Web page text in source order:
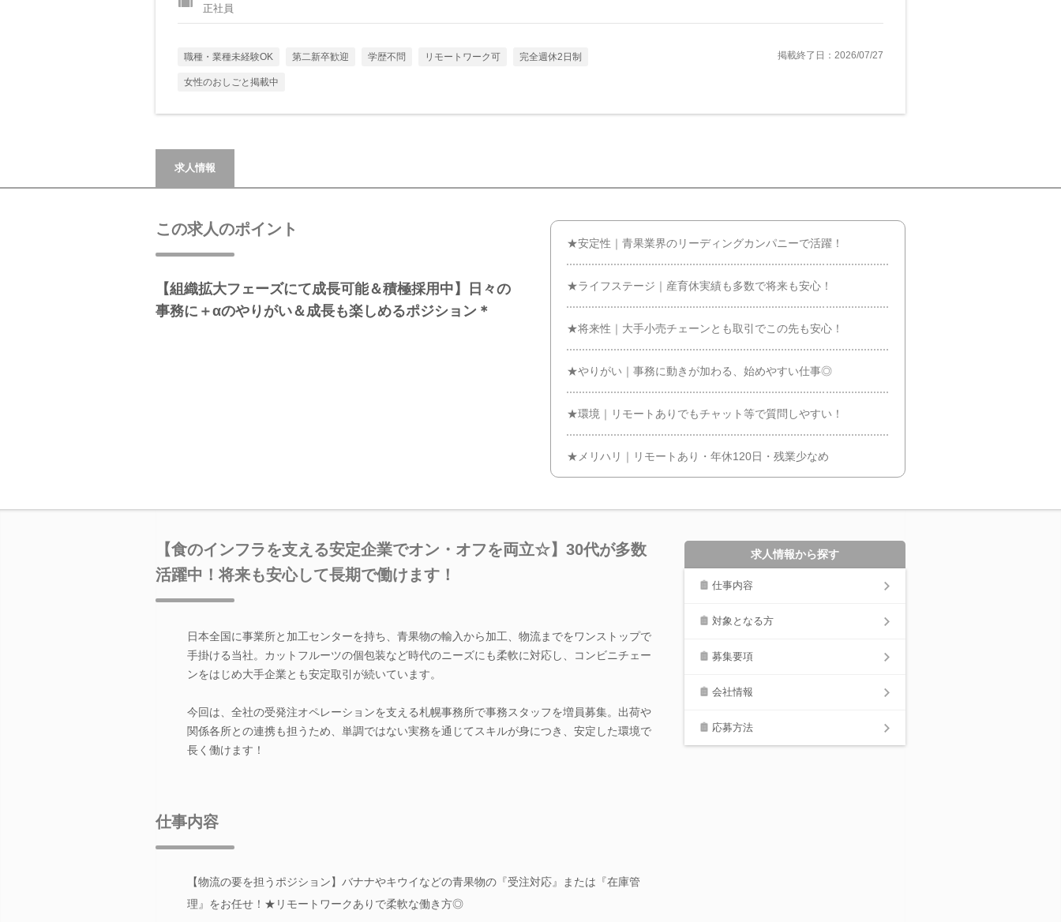
正社員
職種・業種未経験OK 第二新卒歓迎 学歴不問 リモートワーク可 完全週休2日制
女性のおしごと掲載中
掲載終了日：2026/07/27
求人情報
この求人のポイント
【組織拡大フェーズにて成長可能＆積極採用中】日々の
事務に＋αのやりがい＆成長も楽しめるポジション＊
★安定性｜青果業界のリーディングカンパニーで活躍！
★ライフステージ｜産育休実績も多数で将来も安心！
★将来性｜大手小売チェーンとも取引でこの先も安心！
★やりがい｜事務に動きが加わる、始めやすい仕事◎
★環境｜リモートありでもチャット等で質問しやすい！
★メリハリ｜リモートあり・年休120日・残業少なめ
【食のインフラを支える安定企業でオン・オフを両立☆】30代が多数
活躍中！将来も安心して長期で働けます！
日本全国に事業所と加工センターを持ち、青果物の輸入から加工、物流までをワンストップで
手掛ける当社。カットフルーツの個包装など時代のニーズにも柔軟に対応し、コンビニチェー
ンをはじめ大手企業とも安定取引が続いています。
今回は、全社の受発注オペレーションを支える札幌事務所で事務スタッフを増員募集。出荷や
関係各所との連携も担うため、単調ではない実務を通じてスキルが身につき、安定した環境で
長く働けます！
仕事内容
【物流の要を担うポジション】バナナやキウイなどの青果物の『受注対応』または『在庫管
理』をお任せ！★リモートワークありで柔軟な働き方◎
求人情報から探す
仕事内容
対象となる方
募集要項
会社情報
応募方法